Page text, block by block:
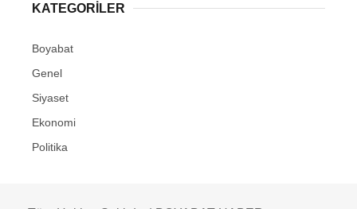
KATEGORILER
Boyabat
Genel
Siyaset
Ekonomi
Politika